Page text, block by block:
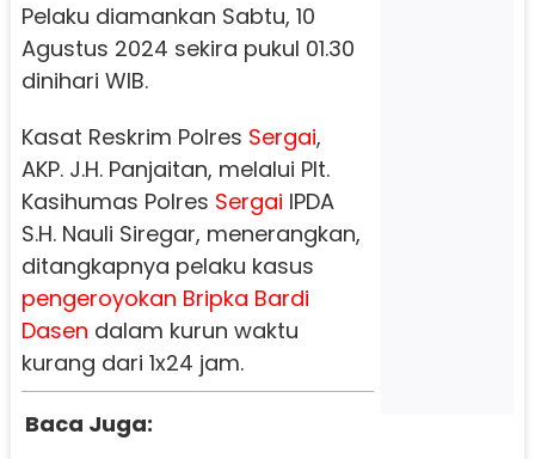
Pelaku diamankan Sabtu, 10
Agustus 2024 sekira pukul 01.30
dinihari WIB.
Kasat Reskrim Polres Sergai,
AKP. J.H. Panjaitan, melalui Plt.
Kasihumas Polres Sergai IPDA
S.H. Nauli Siregar, menerangkan,
ditangkapnya pelaku kasus
pengeroyokan Bripka Bardi
Dasen dalam kurun waktu
kurang dari 1x24 jam.
Baca Juga: